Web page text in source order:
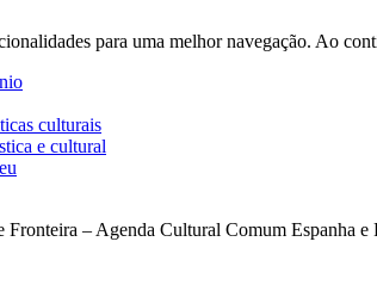
para uma melhor navegação. Ao
culturais
e cultural
– Agenda Cultural Comum Espanha e